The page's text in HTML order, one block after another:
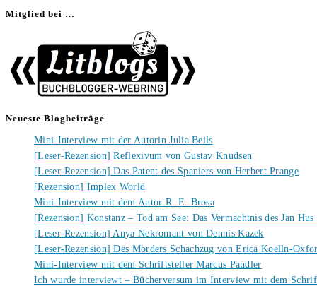
Mitglied bei …
Neueste Blogbeiträge
Mini-Interview mit der Autorin Julia Beils
[Leser-Rezension] Reflexivum von Gustav Knudsen
[Leser-Rezension] Das Patent des Spaniers von Herbert Prange
[Rezension] Implex World
Mini-Interview mit dem Autor R. E. Brosa
[Rezension] Konstanz – Tod am See: Das Vermächtnis des Jan
[Leser-Rezension] Anya Nekromant von Dennis Kazek
[Leser-Rezension] Des Mörders Schachzug von Erica Koelln-
Mini-Interview mit dem Schriftsteller Marcus Paudler
Ich wurde interviewt – Bücherversum im Interview mit dem